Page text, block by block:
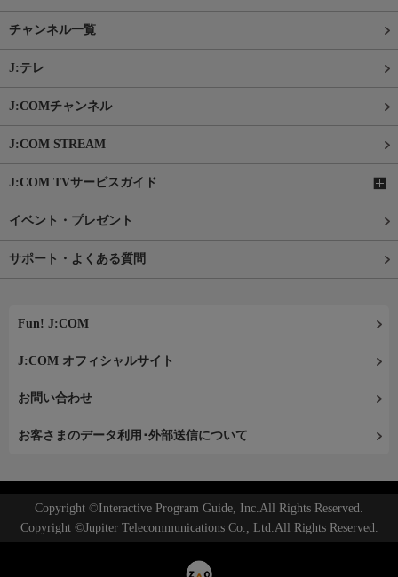
チャンネル一覧
J:テレ
J:COMチャンネル
J:COM STREAM
J:COM TVサービスガイド
イベント・プレゼント
サポート・よくある質問
Fun! J:COM
J:COM オフィシャルサイト
お問い合わせ
お客さまのデータ利用･外部送信について
Copyright ©Interactive Program Guide, Inc.All Rights Reserved.
Copyright ©Jupiter Telecommunications Co., Ltd.All Rights Reserved.